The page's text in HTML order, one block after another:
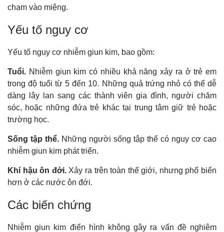
chạm vào miệng.
Yếu tố nguy cơ
Yếu tố nguy cơ nhiễm giun kim, bao gồm:
Tuổi. Nhiễm giun kim có nhiều khả năng xảy ra ở trẻ em
trong độ tuổi từ 5 đến 10. Những quả trứng nhỏ có thể dễ
dàng lây lan sang các thành viên gia đình, người chăm
sóc, hoặc những đứa trẻ khác tại trung tâm giữ trẻ hoặc
trường học.
Sống tập thể. Những người sống tập thể có nguy cơ cao
nhiễm giun kim phát triển.
Khí hậu ôn đới.Xảy ra trên toàn thế giới, nhưng phổ biến
hơn ở các nước ôn đới.
Các biến chứng
Nhiễm giun kim điển hình không gây ra vấn đề nghiêm